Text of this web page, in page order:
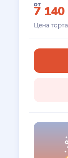
от
7 140
Цена торта